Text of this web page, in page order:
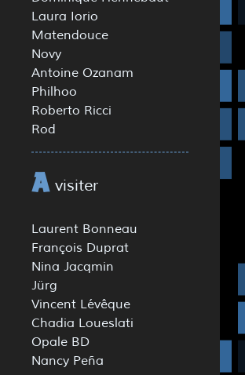
Laura Iorio
Matendouce
Novy
Antoine Ozanam
Philhoo
Roberto Ricci
Rod
A visiter
Laurent Bonneau
François Duprat
Nina Jacqmin
Jürg
Vincent Lévêque
Chadia Loueslati
Opale BD
Nancy Peña